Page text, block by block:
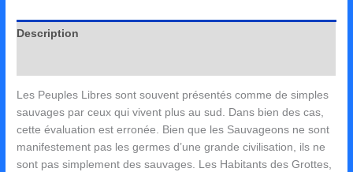
Description
Les Peuples Libres sont souvent présentés comme de simples
sauvages par ceux qui vivent plus au sud. Dans bien des cas,
cette évaluation est erronée. Bien que les Sauvageons ne sont
manifestement pas les germes d’une grande civilisation, ils ne
sont pas simplement des sauvages. Les Habitants des Grottes,